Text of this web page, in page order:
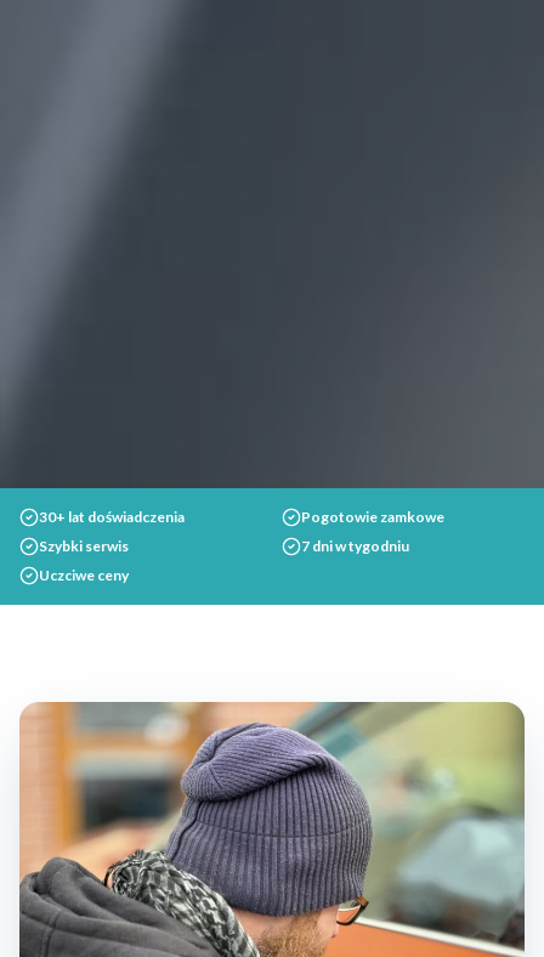
30+ lat doświadczenia
Pogotowie zamkowe
Szybki serwis
7 dni w tygodniu
Uczciwe ceny